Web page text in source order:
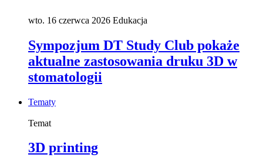
wto. 16 czerwca 2026 Edukacja
Sympozjum DT Study Club pokaże
aktualne zastosowania druku 3D w
stomatologii
Tematy
Temat
3D printing